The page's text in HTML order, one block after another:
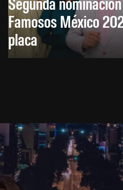
Famosos México
placa